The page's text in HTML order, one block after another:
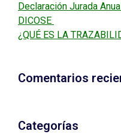
Declaración Jurada
DICOSE
¿QUÉ ES LA
Comentarios
Categorías